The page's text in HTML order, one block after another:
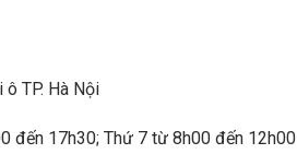
TP. Hà Nội
đến 17h30; Thứ 7 từ 8h00 đến 12h00